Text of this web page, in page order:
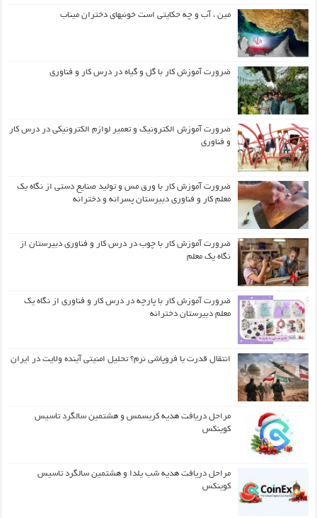
مین ، آب و چه حکایتی است خونبهای دختران میناب
ضرورت آموزش کار با گل و گیاه در درس کار و فناوری
ضرورت آموزش الکترونیک و تعمیر لوازم الکترونیکی در درس کار
و فناوری
ضرورت آموزش کار با ورق مس و تولید صنایع دستی از نگاه یک
معلم کار و فناوری دبیرستان پسرانه و دخترانه
ضرورت آموزش کار با چوب در درس کار و فناوری دبیرستان از
نگاه یک معلم
ضرورت آموزش کار با پارچه در درس کار و فناوری از نگاه یک
معلم دبیرستان دخترانه
انتقال قدرت یا فروپاشی نرم؟ تحلیل امنیتی آینده ولایت در ایران
مراحل دریافت هدیه کریسمس و هشتمین سالگرد تاسیس
کوینکس
مراحل دریافت هدیه شب یلدا و هشتمین سالگرد تاسیس
کوینکس